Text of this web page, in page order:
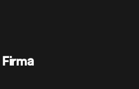
Firma